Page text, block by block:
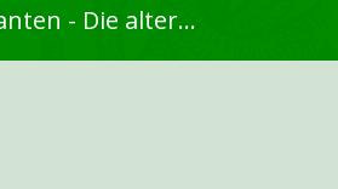
Nähkromanten - Die alternative Näh- und DIY-Community